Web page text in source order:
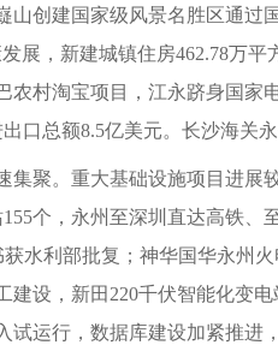
山创建国家级风景名胜区通过
展，新建城镇住房462.78万
农村淘宝项目，江永跻身国家
口总额8.5亿美元。长沙海关
集聚。重大基础设施项目进展
个，永州至深圳直达高铁
水利部批复；神华国华永州
建设，新田220千伏智能化变
试运行，数据库建设加紧推